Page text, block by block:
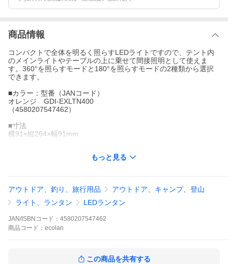
商品情報
コンパクトで全体を明るく照らすLEDライトですので、テント内
のメインライトやテーブルの上に乗せて間接照明として使えま
す。360°を照らすモードと180°を照らすモードの2種類から選択
できます。
■カラー：型番（JANコード）
オレンジ GDI-EXLTN400
（4580207547462）
■寸法
横91×縦264×幅91mm
■ランタン連続時間
4時間から24時間(モードと明るさによる)
■スピーカー出力
最大5W
もっと見る
アウトドア、釣り、旅行用品
アウトドア、キャンプ、登山
ライト、ランタン
LEDランタン
JAN/ISBNコード： 4580207547462
商品 コード： ecolan
この商品を共有する